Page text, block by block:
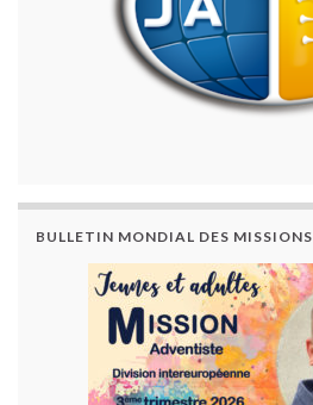
BULLETIN MONDIAL DES MISSIONS